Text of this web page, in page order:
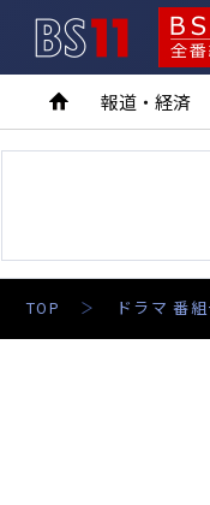
BSイレ
報道・経済
TOP ドラマ 番